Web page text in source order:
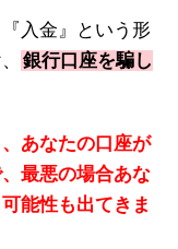
入金』という形
銀行口座を騙し
あなたの口座が
最悪の場合あな
能性も出てきま